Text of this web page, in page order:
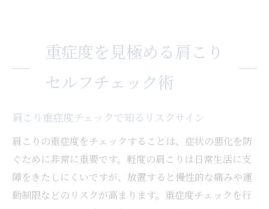
重症度を見極める肩こり
セルフチェック術
肩こり重症度チェックで知るリスクサイン
肩こりの重症度をチェックすることは、症状の悪化を防
ぐために非常に重要です。軽度の肩こりは日常生活に支
障をきたしにくいですが、放置すると慢性的な痛みや運
動制限などのリスクが高まります。重症度チェックを行